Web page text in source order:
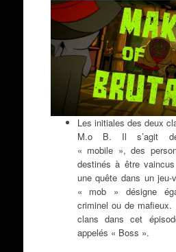
Les initiales des deux
M.o B. Il s’agit de
« mobile », des
destinés à être
une quête dans un
« mob » désigne
criminel ou de
clans dans cet
appelés « Boss ».